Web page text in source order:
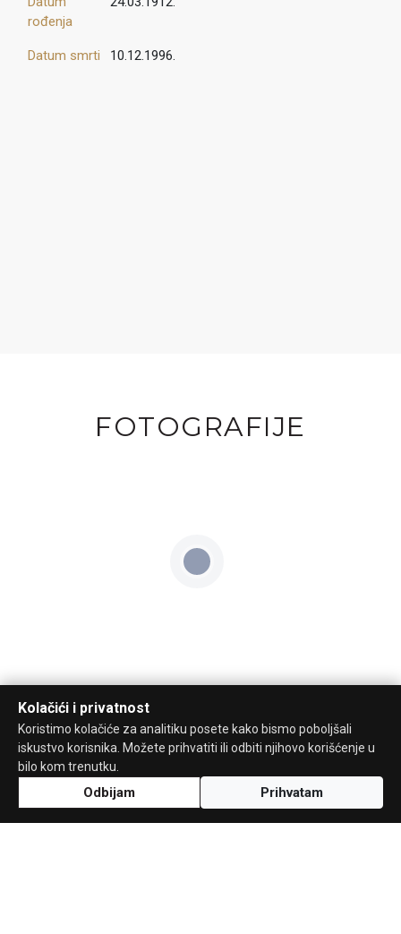
rođenja
Datum smrti 10.12.1996.
FOTOGRAFIJE
Kolačići i privatnost
Koristimo kolačiće za analitiku posete kako bismo poboljšali
iskustvo korisnika. Možete prihvatiti ili odbiti njihovo korišćenje u
bilo kom trenutku.
Odbijam Prihvatam